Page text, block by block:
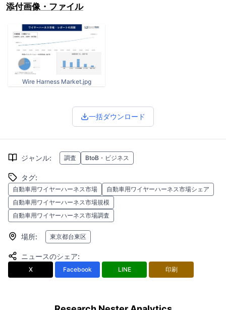
添付画像・ファイル
Wire Harness Market.jpg
一括ダウンロード
ジャンル: 調査 BtoB・ビジネス
タグ:
自動車用ワイヤーハーネス市場
自動車用ワイヤーハーネス市場シェア
自動車用ワイヤーハーネス市場規模
自動車用ワイヤーハーネス市場調査
場所: 東京都台東区
ニュースのシェア:
X Facebook LINE 印刷